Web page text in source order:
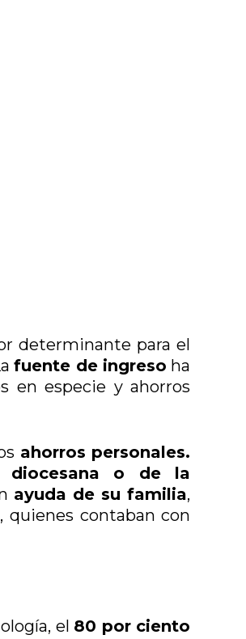
determinante para el
fuente de ingreso ha
en especie y ahorros
ahorros personales.
diocesana o de la
ayuda de su familia,
quienes contaban con
el 80 por ciento